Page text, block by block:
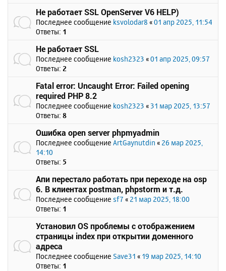
Не работает SSL OpenServer V6 HELP)
Последнее сообщение ksvolodar8 «01 апр 2025, 11:54
Ответы: 1
Не работает SSL
Последнее сообщение kosh2323 «01 апр 2025, 09:57
Ответы: 2
Fatal error: Uncaught Error: Failed opening
required PHP 8.2
Последнее сообщение kosh2323 « 31 мар 2025, 13:57
Ответы: 8
Ошибка open server phpmyadmin
Последнее сообщение ArtGaynutdin « 26 мар 2025,
14:10
Ответы: 5
Апи перестало работать при переходе на osp
6. В клиентах postman, phpstorm и т.д.
Последнее сообщение sf7 « 21 мар 2025, 18:00
Ответы: 1
Установил OS проблемы с отображением
страницы index при открытии доменного
адреса
Последнее сообщение Save31 « 19 мар 2025, 14:10
Ответы: 1